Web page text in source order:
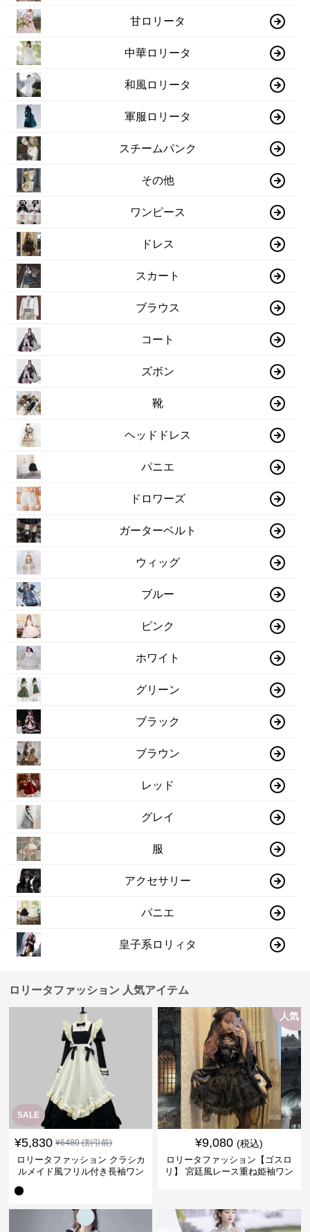
甘ロリータ
中華ロリータ
和風ロリータ
軍服ロリータ
スチームパンク
その他
ワンピース
ドレス
スカート
ブラウス
コート
ズボン
靴
ヘッドドレス
パニエ
ドロワーズ
ガーターベルト
ウィッグ
ブルー
ピンク
ホワイト
グリーン
ブラック
ブラウン
レッド
グレイ
服
アクセサリー
パニエ
皇子系ロリィタ
ロリータファッション 人気アイテム
SALE
¥5,830 ¥6480(割引前)
ロリータファッション クラシカ
ルメイド風フリル付き長袖ワン
人気
¥9,080 (税込)
ロリータファッション【ゴスロ
リ】 宮廷風レース重ね姫袖ワン